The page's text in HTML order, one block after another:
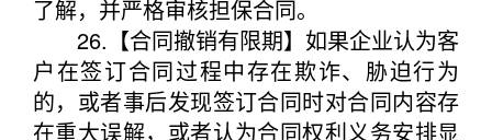
了解，并严格审核担保合同。
26.【合同撤销有限期】如果企业认为客
户在签订合同过程中存在欺诈、胁迫行为
的，或者事后发现签订合同时对合同内容存
在重大误解，或者认为合同权利义务安排显